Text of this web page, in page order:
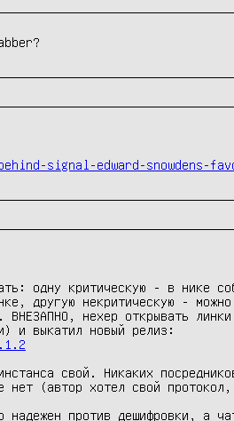
signal-edward-snowdens-
одну критическую - в нике
другую некритическую -
нехер открывать
свой. Никаких
нет (автор хотел свой
надежен против дешифровки,